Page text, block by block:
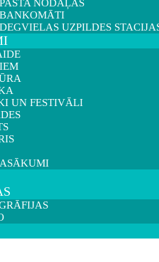
PASTA NODAĻAS
BANKOMĀTI
DEGVIELAS UZPILDES
UN FESTIVĀLI